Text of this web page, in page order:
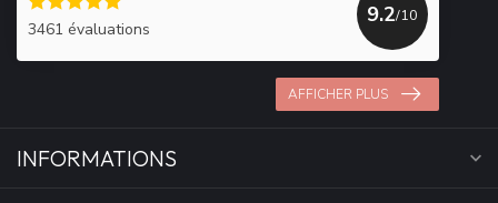
3461 évaluations
9.2/10
AFFICHER PLUS
INFORMATIONS